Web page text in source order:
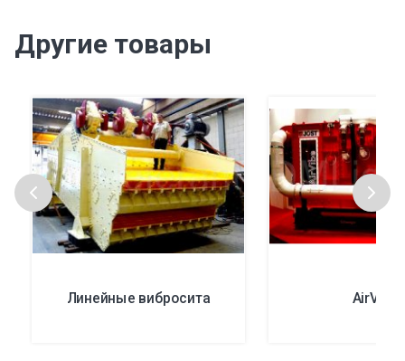
Другие товары
Линейные вибросита AirVibe